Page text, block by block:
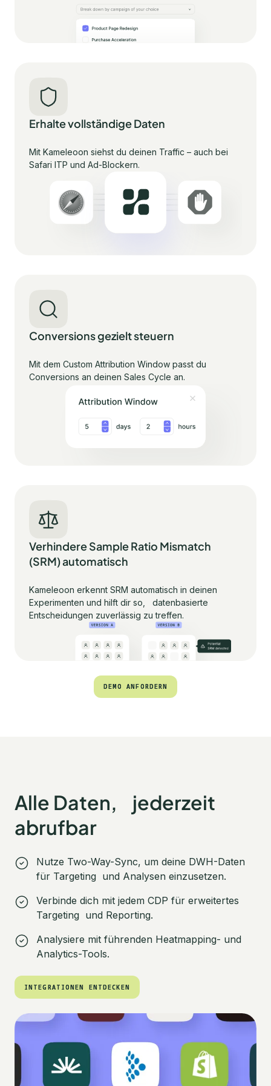
Erhalte vollständige Daten
Mit Kameleoon siehst du deinen Traffic – auch bei
Safari ITP und Ad-Blockern.
Conversions gezielt steuern
Mit dem Custom Attribution Window passt du
Conversions an deinen Sales Cycle an.
Verhindere Sample Ratio Mismatch
(SRM) automatisch
Kameleoon erkennt SRM automatisch in deinen
Experimenten und hilft dir so, datenbasierte
Entscheidungen zuverlässig zu treffen.
DEMO ANFORDERN
DEMO ANFORDERN
Alle Daten, jederzeit
abrufbar
Nutze Two-Way-Sync, um deine DWH-Daten
für Targeting und Analysen einzusetzen.
Verbinde dich mit jedem CDP für erweitertes
Targeting und Reporting.
Analysiere mit führenden Heatmapping- und
Analytics-Tools.
INTEGRATIONEN ENTDECKEN
INTEGRATIONEN ENTDECKEN